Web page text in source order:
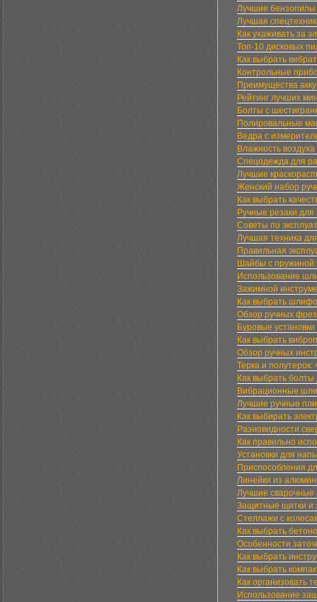
Лучшие бензопилы
Лучшая
Как ухаживать за
Топ-10 дисковых
Как выбрать
Контрольные
Преимущества
Рейтинг лучших
Болты с
Полировальные
Ведра с
Влажность
Спецодежда для
Лучшие
Женский набор
Как выбрать
Ручные резаки для
Советы по
Лучшая техника
Правильная
Шайбы с пружиной:
Использование
Зажимной
Как выбрать
Обзор ручных
Буровые
Как выбрать
Обзор ручных
Терка и полутерок:
Как выбрать болты
Вибрационные
Лучшие ручные
Как выбирать
Разновидности
Как правильно
Установки для
Приспособления
Линейки из
Лучшие сварочные
Защитные щитки и
Стеллажи с
Как выбрать
Особенности
Как выбрать
Как выбрать
Как организовать
Использование